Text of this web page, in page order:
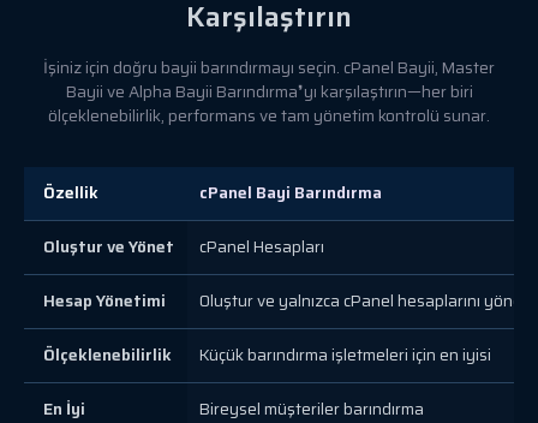
Karşılaştırın
İşiniz için doğru bayii barındırmayı seçin. cPanel Bayii, Master
Bayii ve Alpha Bayii Barındırma❜yı karşılaştırın—her biri
ölçeklenebilirlik, performans ve tam yönetim kontrolü sunar.
Özellik cPanel Bayi Barındırma
Oluştur ve Yönet cPanel Hesapları
Hesap Yönetimi Oluştur ve yalnızca cPanel hesaplarını yönet
Ölçeklenebilirlik Küçük barındırma işletmeleri için en iyisi
En İyi Bireysel müşteriler barındırma